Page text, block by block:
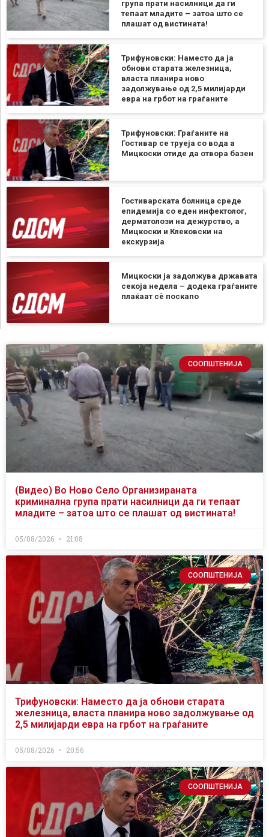
група прати насилници да ги
тепаат младите – затоа што се
плашат од вистината!
Трифуновски: Наместо да ја
обнови старата железница,
власта планира ново
задолжување од 2,5 милијарди
евра на грбот на граѓаните
Трифуновски: Граѓаните на
Гостивар се труеја со вода а
Мицкоски отиде да отвора базен
Гостиварската болница среде
епидемија со еден инфектолог,
дерматолози на дежурство, а
Мицкоски и Клековски на
екскурзија
Мицкоски ја задолжува државата
секоја недела – додека граѓаните
плаќаат сѐ поскапо
СООПШТЕНИЈА
(Видео) Во Ново Село Организираната
криминална група прати насилници да ги тепаат
младите – затоа што се плашат од вистината!
05/08/2026 21:08
СООПШТЕНИЈА
Трифуновски: Наместо да ја обнови старата
железница, власта планира ново задолжување од
2,5 милијарди евра на грбот на граѓаните
05/08/2026 20:56
СООПШТЕНИЈА